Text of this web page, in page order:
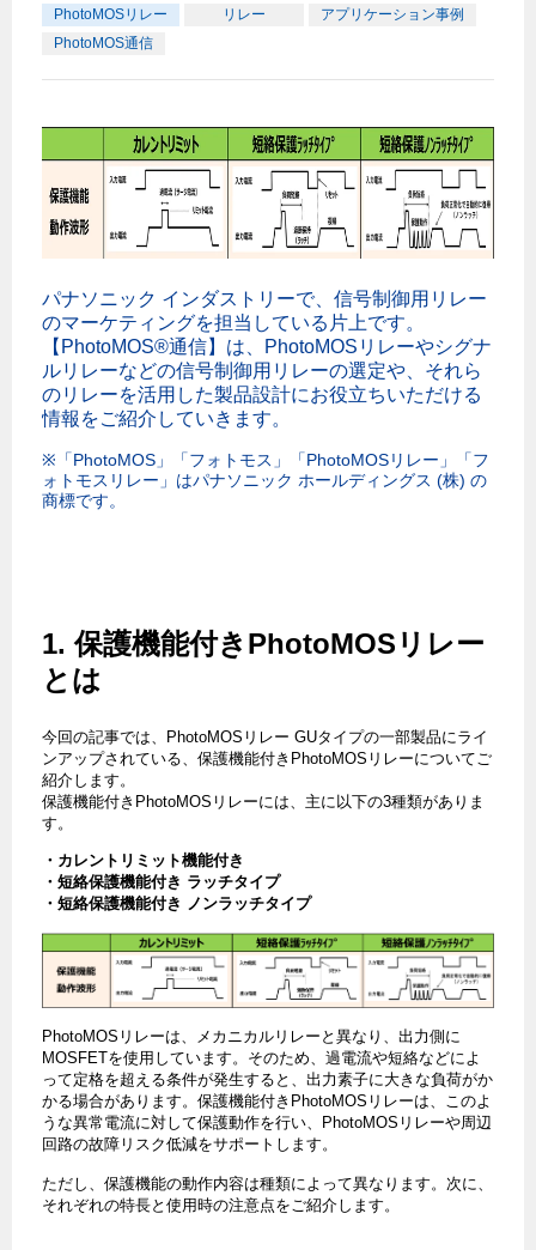
PhotoMOSリレー リレー
アプリケーション事例
PhotoMOS通信
パナソニック インダストリーで、信号制御用リレー
のマーケティングを担当している片上です。
【PhotoMOS®通信】は、PhotoMOSリレーやシグナ
ルリレーなどの信号制御用リレーの選定や、それら
のリレーを活用した製品設計にお役立ちいただける
情報をご紹介していきます。
※「PhotoMOS」「フォトモス」「PhotoMOSリレー」「フ
ォトモスリレー」はパナソニック ホールディングス (株) の
商標です。
1. 保護機能付きPhotoMOSリレー
とは
今回の記事では、PhotoMOSリレー GUタイプの一部製品にライ
ンアップされている、保護機能付きPhotoMOSリレーについてご
紹介します。
保護機能付きPhotoMOSリレーには、主に以下の3種類がありま
す。
・カレントリミット機能付き
・短絡保護機能付き ラッチタイプ
・短絡保護機能付き ノンラッチタイプ
PhotoMOSリレーは、メカニカルリレーと異なり、出力側に
MOSFETを使用しています。そのため、過電流や短絡などによ
って定格を超える条件が発生すると、出力素子に大きな負荷がか
かる場合があります。保護機能付きPhotoMOSリレーは、このよ
うな異常電流に対して保護動作を行い、PhotoMOSリレーや周辺
回路の故障リスク低減をサポートします。
ただし、保護機能の動作内容は種類によって異なります。次に、
それぞれの特長と使用時の注意点をご紹介します。